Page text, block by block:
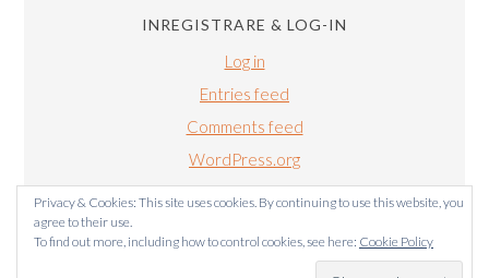
INREGISTRARE & LOG-IN
Log in
Entries feed
Comments feed
WordPress.org
Privacy & Cookies: This site uses cookies. By continuing to use this website, you
agree to their use.
To find out more, including how to control cookies, see here: Cookie Policy